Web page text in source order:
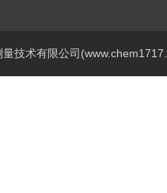
技术有限公司